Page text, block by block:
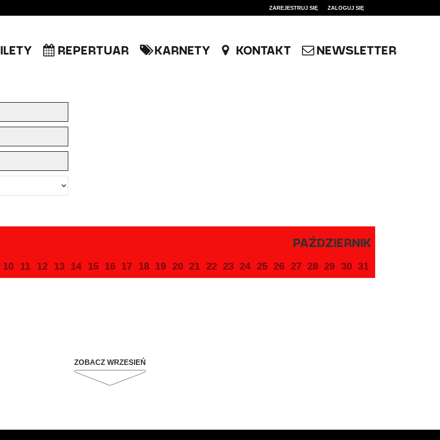
ZAREJESTRUJ SIĘ ZALOGUJ SIĘ
PLN
REPERTUAR KARNETY KONTAKT NEWSLETTER
PAŹDZIERNIK
10 11 12 13 14 15 16 17 18 19 20 21 22 23 24 25 26 27 28 29 30 31
ZOBACZ WRZESIEŃ